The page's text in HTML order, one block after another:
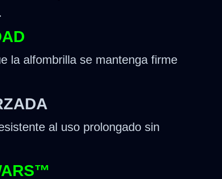
la alfombrilla se mantenga firme
al uso prolongado sin